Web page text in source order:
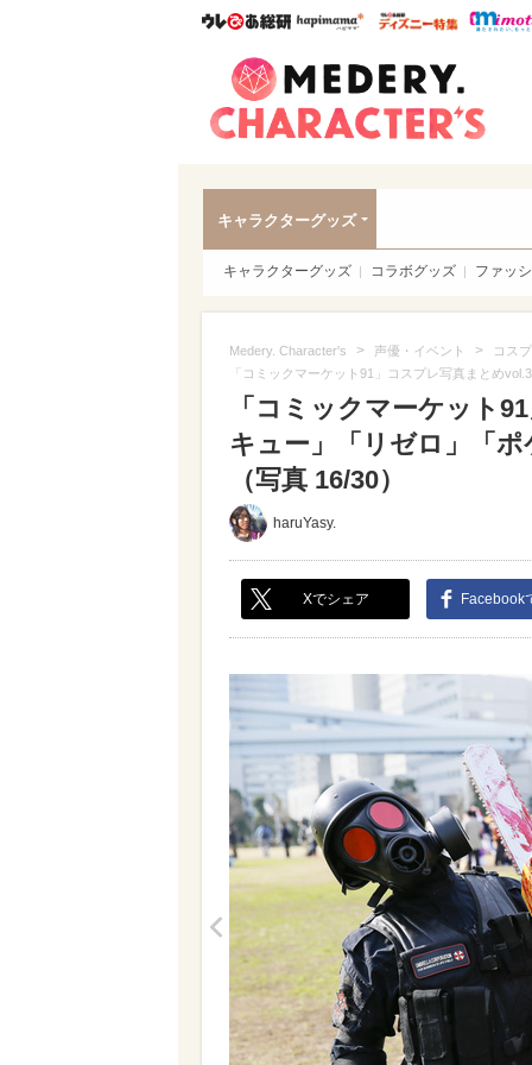
ウレぴあ総研ハピママ*
ウレぴ
キャラクターグッズ
キャラクターグッズ コラボグッズ ファッ
Medery. Character's > 声優・イベント >
コス
「コミックマーケット91」コスプレ写真まとめ
「コミックマーケット
キュー」「リゼロ」「
（写真 16/30）
haruYasy.
Xでシェア Facebook